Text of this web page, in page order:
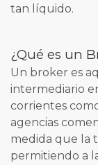
tan líquido.
¿Qué es un
Un broker es
intermediario
corrientes
agencias
medida que la
permitiendo a